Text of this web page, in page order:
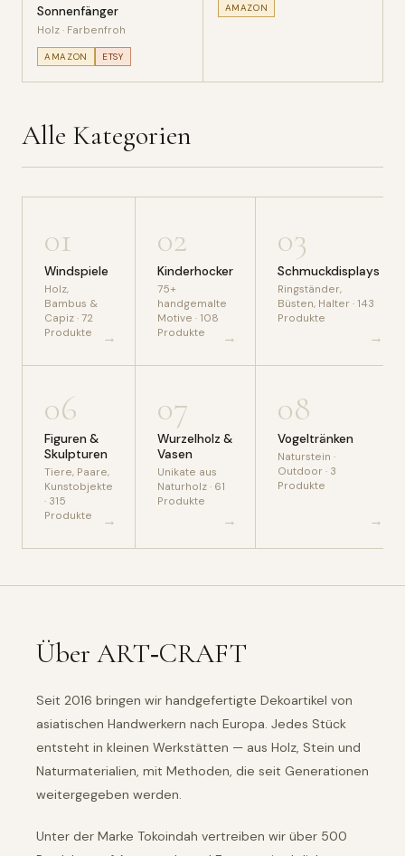
Sonnenfänger
Holz · Farbenfroh
AMAZON ETSY
AMAZON
Alle Kategorien
01
Windspiele
Holz,
Bambus &
Capiz · 72
Produkte
→
02
Kinderhocker
75+
handgemalte
Motive · 108
Produkte
→
03
Schmuckdisplays
Ringständer,
Büsten, Halter · 143
Produkte
→
06
Figuren &
Skulpturen
Tiere, Paare,
Kunstobjekte
· 315
Produkte
→
07
Wurzelholz &
Vasen
Unikate aus
Naturholz · 61
Produkte
→
08
Vogeltränken
Naturstein ·
Outdoor · 3
Produkte
→
Über ART‑CRAFT
Seit 2016 bringen wir handgefertigte Dekoartikel von
asiatischen Handwerkern nach Europa. Jedes Stück
entsteht in kleinen Werkstätten — aus Holz, Stein und
Naturmaterialien, mit Methoden, die seit Generationen
weitergegeben werden.
Unter der Marke Tokoindah vertreiben wir über 500